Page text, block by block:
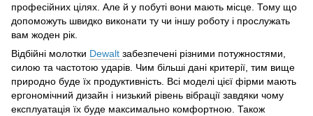
професійних цілях. Але й у побуті вони мають місце. Тому що
допоможуть швидко виконати ту чи іншу роботу і прослужать
вам жоден рік.
Відбійні молотки Dewalt забезпечені різними потужностями,
силою та частотою ударів. Чим більші дані критерії, тим вище
природно буде їх продуктивність. Всі моделі цієї фірми мають
ергономічний дизайн і низький рівень вібрації завдяки чому
експлуатація їх буде максимально комфортною. Також